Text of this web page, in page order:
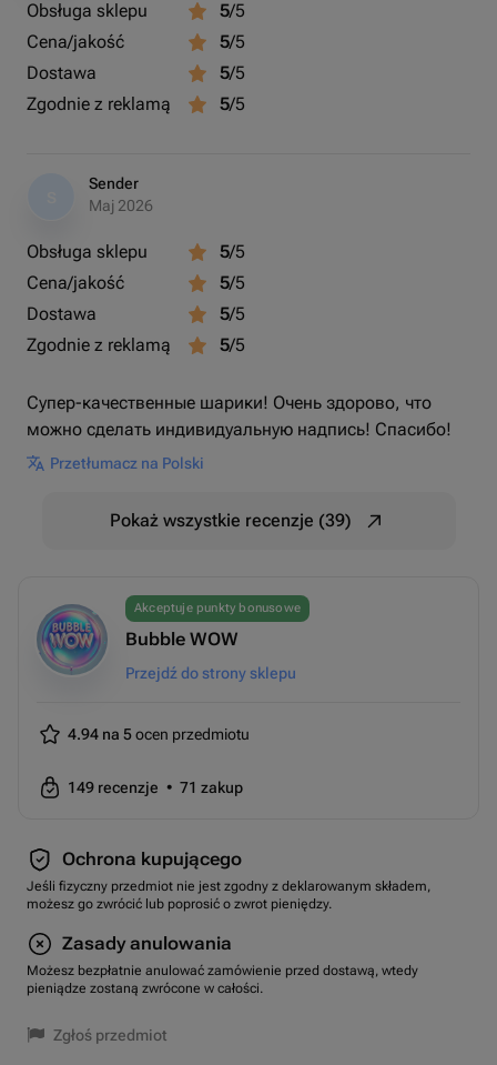
Obsługa sklepu 5/5
Cena/jakość
5/5
Dostawa
5/5
Zgodnie z reklamą
5/5
Sender
Maj 2026
Obsługa sklepu 5/5
Cena/jakość
5/5
Dostawa
5/5
Zgodnie z reklamą
5/5
Супер-качественные шарики! Очень здорово, что
можно сделать индивидуальную надпись! Спасибо!
Przetłumacz na Polski
Pokaż wszystkie recenzje (39)
Akceptuje punkty bonusowe
Bubble WOW
Przejdź do strony sklepu
4.94 na 5ocen przedmiotu
149 recenzje • 71 zakup
Ochrona kupującego
Jeśli fizyczny przedmiot nie jest zgodny z deklarowanym składem,
możesz go zwrócić lub poprosić o zwrot pieniędzy.
Zasady anulowania
Możesz bezpłatnie anulować zamówienie przed dostawą, wtedy
pieniądze zostaną zwrócone w całości.
Zgłoś przedmiot